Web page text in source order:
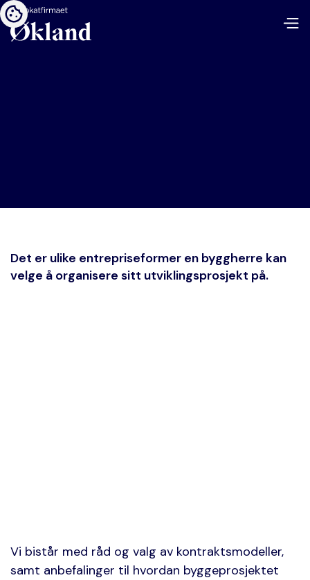
Det er ulike entrepriseformer en byggherre kan
velge å organisere sitt utviklingsprosjekt på.
Vi bistår med råd og valg av kontraktsmodeller,
samt anbefalinger til hvordan byggeprosjektet